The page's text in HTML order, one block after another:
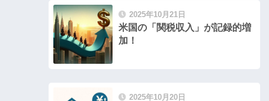
2025年10月21日
米国の「関税収入」が記録的増
加！
2025年10月20日